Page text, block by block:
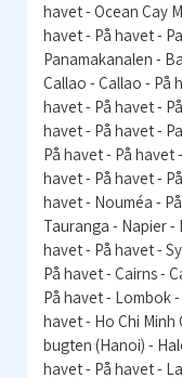
havet - Ocean Cay
havet - På havet -
Panamakanalen -
Callao - Callao - På
havet - På havet -
havet - På havet -
På havet - På havet
havet - På havet -
havet - Nouméa -
Tauranga - Napier -
havet - På havet -
På havet - Cairns -
På havet - Lombok
havet - Ho Chi Minh
bugten (Hanoi) -
havet - På havet -